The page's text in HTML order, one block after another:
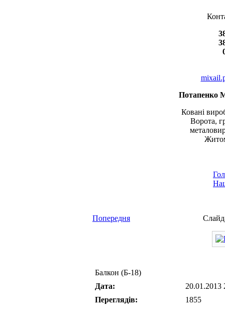
Потапенко
Ковані
Ворота,
Попередня
Балкон (Б-18)
Дата:
20.01.2013
Переглядів:
1855